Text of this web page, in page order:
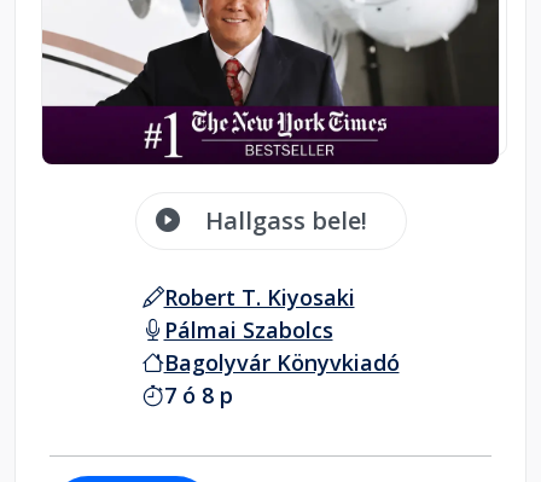
Hallgass bele!
Robert T. Kiyosaki
Pálmai Szabolcs
Bagolyvár Könyvkiadó
7 ó 8 p